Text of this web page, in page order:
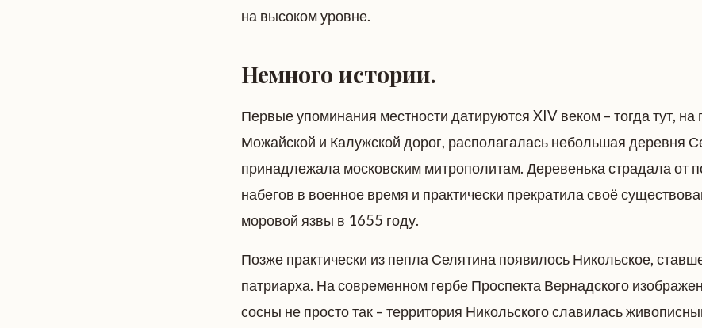
на высоком уровне.
Немного истории.
Первые упоминания местности датируются XIV веком – тогда тут, на
Можайской и Калужской дорог, располагалась небольшая деревня
принадлежала московским митрополитам. Деревенька страдала от
набегов в военное время и практически прекратила своё
моровой язвы в 1655 году.
Позже практически из пепла Селятина появилось Никольское,
патриарха. На современном гербе Проспекта Вернадского
сосны не просто так – территория Никольского славилась